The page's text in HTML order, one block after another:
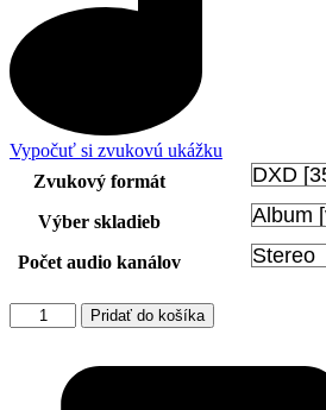
Vypočuť si zvukovú ukážku
Zvukový formát
Výber skladieb
Počet audio kanálov
množstvo
Valentin
Pridať do košíka